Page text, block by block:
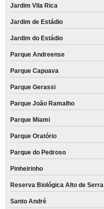
Jardim Vila Rica
Jardim de Estádio
Jardim do Estádio
Parque Andreense
Parque Capuava
Parque Gerassi
Parque João Ramalho
Parque Miami
Parque Oratório
Parque do Pedroso
Pinheirinho
Reserva Biológica Alto de Serra
Santo André